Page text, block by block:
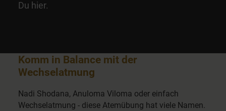
Du hier.
Komm in Balance mit der
Wechselatmung
Nadi Shodana, Anuloma Viloma oder einfach
Wechselatmung - diese Atemübung hat viele Namen.